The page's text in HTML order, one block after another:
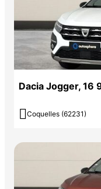
Dacia Jogger, 16
 Coquelles (62231)